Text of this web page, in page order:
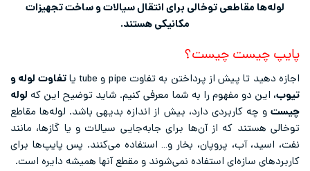
لوله‌ها مقاطعی توخالی برای انتقال سیالات و ساخت تجهیزات
مکانیکی هستند.
پایپ چیست چیست؟
اجازه دهید تا پیش از پرداختن به تفاوت pipe و tube یا
تفاوت لوله و
تیوب، این دو مفهوم را به شما معرفی کنیم. شاید توضیح این که لوله
چیست و چه کاربردی دارد، بیش از اندازه بدیهی باشد. لوله‌ها مقاطع
توخالی هستند که از آن‌ها برای جابه‌جایی سیالات و یا گازها، ‌مانند
نفت، اسید، آب، پروپان، بخار و… استفاده می‌کنند. پس پایپ‌ها برای
کاربردهای سازه‌ای استفاده نمی‌شوند و مقطع آنها همیشه دایره است.